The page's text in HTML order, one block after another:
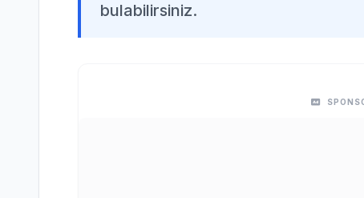
bulabilirsiniz.